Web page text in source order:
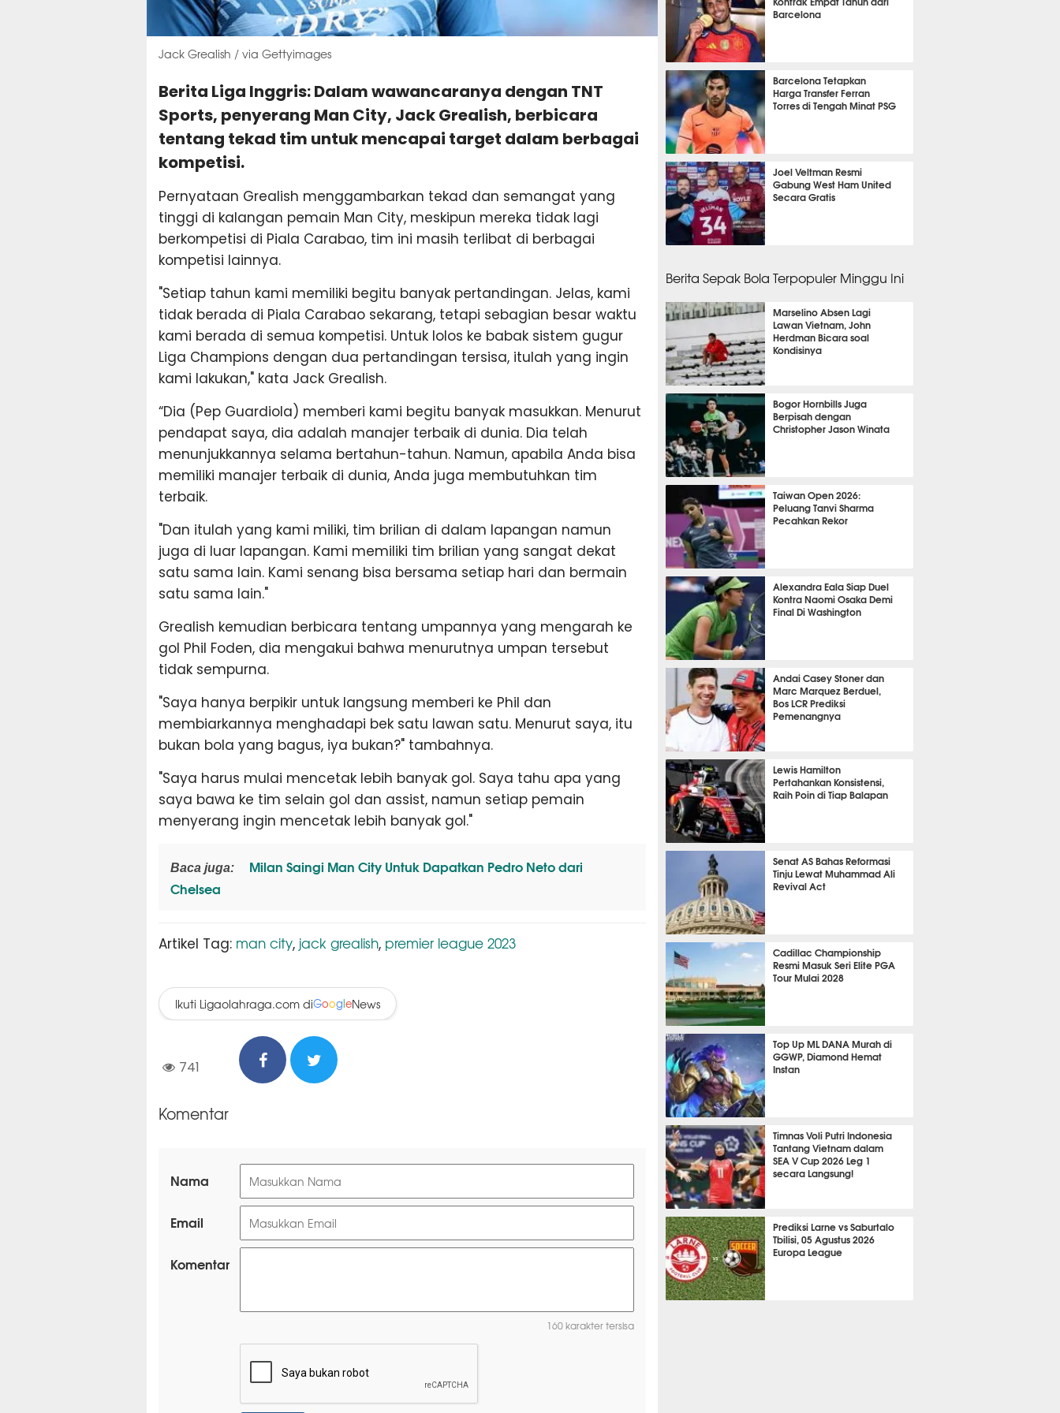
Jack Grealish / via Gettyimages
Berita Liga Inggris: Dalam wawancaranya dengan TNT
Sports, penyerang Man City, Jack Grealish, berbicara
tentang tekad tim untuk mencapai target dalam berbagai
kompetisi.
Pernyataan Grealish menggambarkan tekad dan semangat yang
tinggi di kalangan pemain Man City, meskipun mereka tidak lagi
berkompetisi di Piala Carabao, tim ini masih terlibat di berbagai
kompetisi lainnya.
"Setiap tahun kami memiliki begitu banyak pertandingan. Jelas, kami
tidak berada di Piala Carabao sekarang, tetapi sebagian besar waktu
kami berada di semua kompetisi. Untuk lolos ke babak sistem gugur
Liga Champions dengan dua pertandingan tersisa, itulah yang ingin
kami lakukan," kata Jack Grealish.
“Dia (Pep Guardiola) memberi kami begitu banyak masukkan. Menurut
pendapat saya, dia adalah manajer terbaik di dunia. Dia telah
menunjukkannya selama bertahun-tahun. Namun, apabila Anda bisa
memiliki manajer terbaik di dunia, Anda juga membutuhkan tim
terbaik.
"Dan itulah yang kami miliki, tim brilian di dalam lapangan namun
juga di luar lapangan. Kami memiliki tim brilian yang sangat dekat
satu sama lain. Kami senang bisa bersama setiap hari dan bermain
satu sama lain."
Grealish kemudian berbicara tentang umpannya yang mengarah ke
gol Phil Foden, dia mengakui bahwa menurutnya umpan tersebut
tidak sempurna.
"Saya hanya berpikir untuk langsung memberi ke Phil dan
membiarkannya menghadapi bek satu lawan satu. Menurut saya, itu
bukan bola yang bagus, iya bukan?" tambahnya.
"Saya harus mulai mencetak lebih banyak gol. Saya tahu apa yang
saya bawa ke tim selain gol dan assist, namun setiap pemain
menyerang ingin mencetak lebih banyak gol."
Baca juga:
Milan Saingi Man City Untuk Dapatkan Pedro Neto dari
Chelsea
Artikel Tag: man city, jack grealish, premier league 2023
Ikuti Ligaolahraga.com diGoogleNews
741
Komentar
Nama
Email
Komentar
160 karakter tersisa
Barcelona
33 menit 21 detik lalu
Barcelona Tetapkan
Harga Transfer Ferran
Torres di Tengah Minat PSG
37 menit 55 detik lalu
Joel Veltman Resmi
Gabung West Ham United
Secara Gratis
Berita Sepak Bola Terpopuler Minggu Ini
Marselino Absen Lagi
Lawan Vietnam, John
Herdman Bicara soal
Kondisinya
SEPAK BOLA
Bogor Hornbills Juga
Berpisah dengan
Christopher Jason Winata
BASKET
Taiwan Open 2026:
Peluang Tanvi Sharma
Pecahkan Rekor
BADMINTON
Alexandra Eala Siap Duel
Kontra Naomi Osaka Demi
Final Di Washington
TENIS
Andai Casey Stoner dan
Marc Marquez Berduel,
Bos LCR Prediksi
Pemenangnya
MOTOGP
Lewis Hamilton
Pertahankan Konsistensi,
Raih Poin di Tiap Balapan
F1
Senat AS Bahas Reformasi
Tinju Lewat Muhammad Ali
Revival Act
TINJU
Cadillac Championship
Resmi Masuk Seri Elite PGA
Tour Mulai 2028
GOLF
Top Up ML DANA Murah di
GGWP, Diamond Hemat
Instan
ESPORTS
Timnas Voli Putri Indonesia
Tantang Vietnam dalam
SEA V Cup 2026 Leg 1
secara Langsung!
OLAHRAGA LAIN
Prediksi Larne vs Saburtalo
Tbilisi, 05 Agustus 2026
Europa League